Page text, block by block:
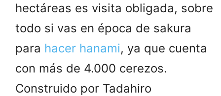
hectáreas es visita obligada, sobre
todo si vas en época de sakura
para hacer hanami, ya que cuenta
con más de 4.000 cerezos.
Construido por Tadahiro